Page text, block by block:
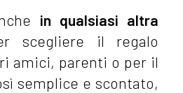
in qualsiasi altra
scegliere il regalo
amici, parenti o per il
semplice e scontato,